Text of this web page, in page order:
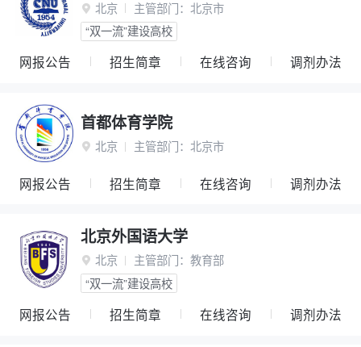
 北京 主管部门： 北京市
“双一流”建设高校
网报公告 招生简章 在线咨询 调剂办法
首都体育学院
 北京 主管部门： 北京市
网报公告 招生简章 在线咨询 调剂办法
北京外国语大学
 北京 主管部门： 教育部
“双一流”建设高校
网报公告 招生简章 在线咨询 调剂办法